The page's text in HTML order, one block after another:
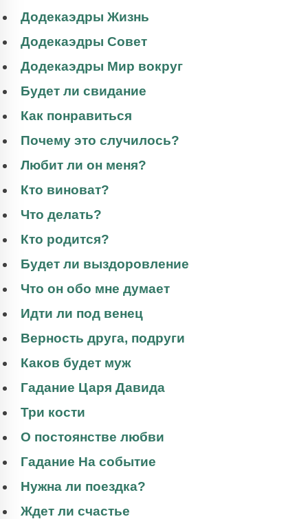
Додекаэдры Жизнь
Додекаэдры Совет
Додекаэдры Мир вокруг
Будет ли свидание
Как понравиться
Почему это случилось?
Любит ли он меня?
Кто виноват?
Что делать?
Кто родится?
Будет ли выздоровление
Что он обо мне думает
Идти ли под венец
Верность друга, подруги
Каков будет муж
Гадание Царя Давида
Три кости
О постоянстве любви
Гадание На событие
Нужна ли поездка?
Ждет ли счастье